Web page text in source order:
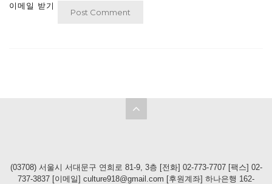
이메일 받기
(03708) 서울시 서대문구 연희로 81-9, 3층 [전화] 02-773-7707 [팩스] 02-
737-3837 [이메일] culture918@gmail.com [후원계좌] 하나은행 162-